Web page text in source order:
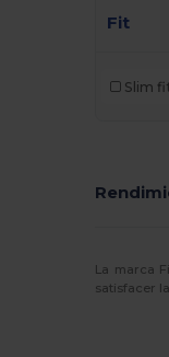
Fit
Slim
La marca
satisfacer